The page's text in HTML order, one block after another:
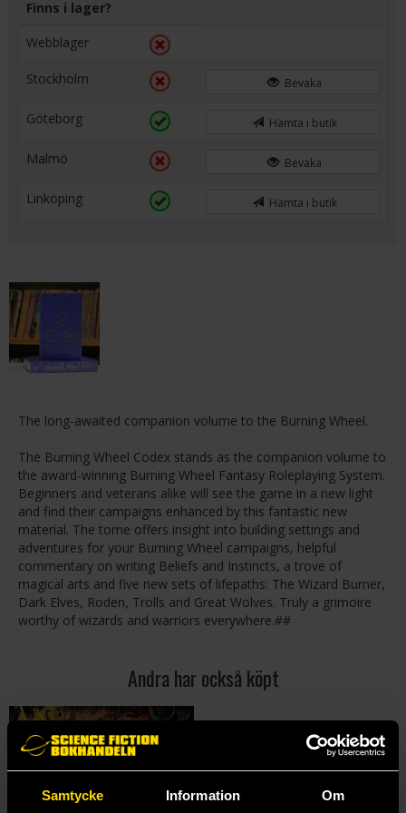
Samtycke Information Om
Finns i lager?
Webblager
Stockholm Bevaka
Göteborg Hämta i butik
Malmö Bevaka
Linköping Hämta i butik
The long-awaited companion volume to the Burning Wheel.
The Burning Wheel Codex stands as the companion volume to
the award-winning Burning Wheel Fantasy Roleplaying System.
Beginners and veterans alike will see the game in a new light
and find their campaigns enhanced by this fantastic new
material. The tome offers insight into building settings and
adventures for your Burning Wheel campaigns, helpful
commentary on writing Beliefs and Instincts, a trove of
magical arts and five new sets of lifepaths: The Wizard Burner,
Dark Elves, Roden, Trolls and Great Wolves. Truly a grimoire
worthy of wizards and warriors everywhere.##
Andra har också köpt